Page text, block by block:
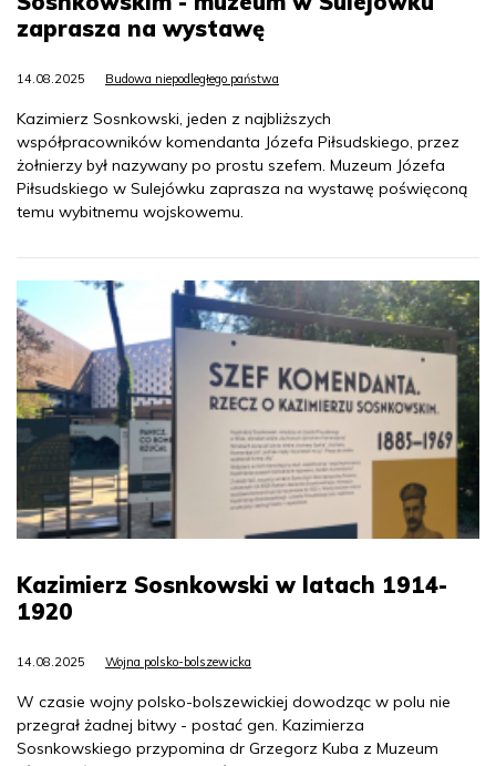
zaprasza na wystawę
14.08.2025 Budowa niepodległego państwa
Kazimierz Sosnkowski, jeden z najbliższych
współpracowników komendanta Józefa Piłsudskiego, przez
żołnierzy był nazywany po prostu szefem. Muzeum Józefa
Piłsudskiego w Sulejówku zaprasza na wystawę poświęconą
temu wybitnemu wojskowemu.
Kazimierz Sosnkowski w latach 1914-
1920
14.08.2025 Wojna polsko-bolszewicka
W czasie wojny polsko-bolszewickiej dowodząc w polu nie
przegrał żadnej bitwy - postać gen. Kazimierza
Sosnkowskiego przypomina dr Grzegorz Kuba z Muzeum